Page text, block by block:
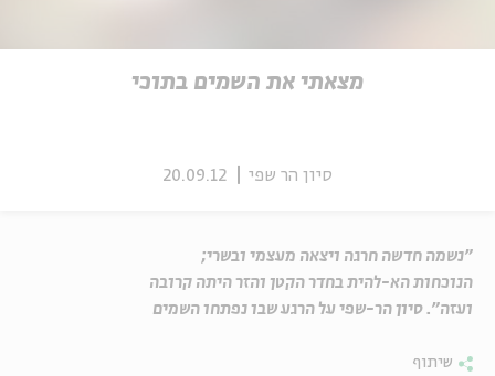
מצאתי את השמים בתוכי
סיון הר שפי 20.09.12
"נשמה חדשה חרגה ויצאה מעצמי ובשרי;
הנוכחות הא-להית בחדר הקטן והזר היתה קרובה
ועזה". סיון הר-שפי על הרגע שבו נפתחו השמים
שיתוף